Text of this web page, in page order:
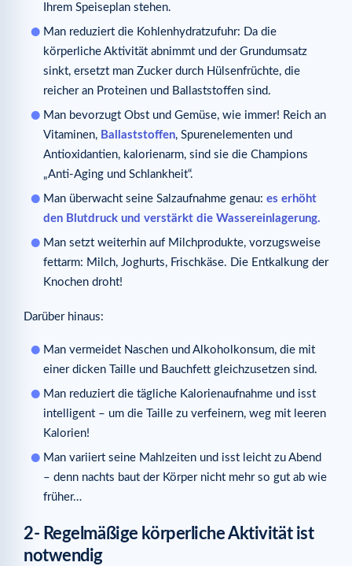
Ihrem Speiseplan stehen.
Man reduziert die Kohlenhydratzufuhr: Da die
körperliche Aktivität abnimmt und der Grundumsatz
sinkt, ersetzt man Zucker durch Hülsenfrüchte, die
reicher an Proteinen und Ballaststoffen sind.
Man bevorzugt Obst und Gemüse, wie immer! Reich an
Vitaminen, Ballaststoffen, Spurenelementen und
Antioxidantien, kalorienarm, sind sie die Champions
„Anti-Aging und Schlankheit“.
Man überwacht seine Salzaufnahme genau: es erhöht
den Blutdruck und verstärkt die Wassereinlagerung.
Man setzt weiterhin auf Milchprodukte, vorzugsweise
fettarm: Milch, Joghurts, Frischkäse. Die Entkalkung der
Knochen droht!
Darüber hinaus:
Man vermeidet Naschen und Alkoholkonsum, die mit
einer dicken Taille und Bauchfett gleichzusetzen sind.
Man reduziert die tägliche Kalorienaufnahme und isst
intelligent – um die Taille zu verfeinern, weg mit leeren
Kalorien!
Man variiert seine Mahlzeiten und isst leicht zu Abend
– denn nachts baut der Körper nicht mehr so gut ab wie
früher…
2- Regelmäßige körperliche Aktivität ist
notwendig